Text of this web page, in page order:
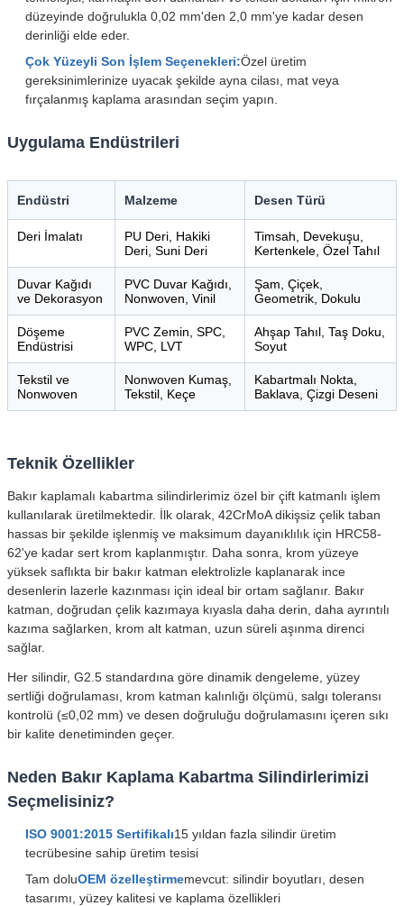
düzeyinde doğrulukla 0,02 mm'den 2,0 mm'ye kadar desen
derinliği elde eder.
Çok Yüzeyli Son İşlem Seçenekleri:Özel üretim
gereksinimlerinize uyacak şekilde ayna cilası, mat veya
fırçalanmış kaplama arasından seçim yapın.
Uygulama Endüstrileri
Endüstri Malzeme Desen Türü
Deri İmalatı
PU Deri, Hakiki
Deri, Suni Deri
Timsah, Devekuşu,
Kertenkele, Özel Tahıl
Duvar Kağıdı
ve Dekorasyon
PVC Duvar Kağıdı,
Nonwoven, Vinil
Şam, Çiçek,
Geometrik, Dokulu
Döşeme
Endüstrisi
PVC Zemin, SPC,
WPC, LVT
Ahşap Tahıl, Taş Doku,
Soyut
Tekstil ve
Nonwoven
Nonwoven Kumaş,
Tekstil, Keçe
Kabartmalı Nokta,
Baklava, Çizgi Deseni
Teknik Özellikler
Bakır kaplamalı kabartma silindirlerimiz özel bir çift katmanlı işlem
kullanılarak üretilmektedir. İlk olarak, 42CrMoA dikişsiz çelik taban
hassas bir şekilde işlenmiş ve maksimum dayanıklılık için HRC58-
62'ye kadar sert krom kaplanmıştır. Daha sonra, krom yüzeye
yüksek saflıkta bir bakır katman elektrolizle kaplanarak ince
desenlerin lazerle kazınması için ideal bir ortam sağlanır. Bakır
katman, doğrudan çelik kazımaya kıyasla daha derin, daha ayrıntılı
kazıma sağlarken, krom alt katman, uzun süreli aşınma direnci
sağlar.
Her silindir, G2.5 standardına göre dinamik dengeleme, yüzey
sertliği doğrulaması, krom katman kalınlığı ölçümü, salgı toleransı
kontrolü (≤0,02 mm) ve desen doğruluğu doğrulamasını içeren sıkı
bir kalite denetiminden geçer.
Neden Bakır Kaplama Kabartma Silindirlerimizi
Seçmelisiniz?
ISO 9001:2015 Sertifikalı15 yıldan fazla silindir üretim
tecrübesine sahip üretim tesisi
Tam doluOEM özelleştirmemevcut: silindir boyutları, desen
tasarımı, yüzey kalitesi ve kaplama özellikleri